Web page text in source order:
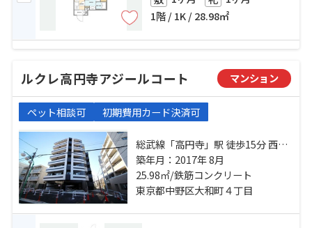
1階 / 1K / 28.98㎡
ルクレ高円寺アジールコート マンション
ペット相談可 初期費用カード決済可
総武線「高円寺」駅 徒歩15分 西武
新宿線「野方」駅 徒歩12分 西武新
宿線「都立家政」駅 徒歩12分
築年月：2017年 8月
25.98㎡/鉄筋コンクリート
東京都中野区大和町４丁目